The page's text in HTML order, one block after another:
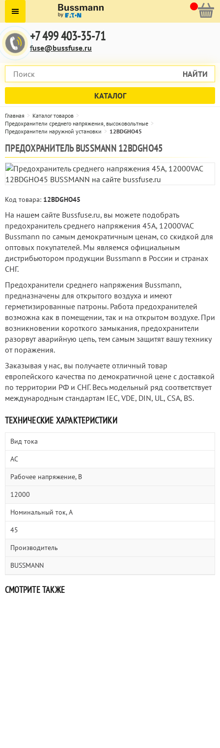
+7 499 403-35-71
fuse@bussfuse.ru
НАЙТИ
КАТАЛОГ
Главная
Каталог товаров
Предохранители среднего напряжения, высоковольтные
Предохранители наружной установки
12BDGHO45
ПРЕДОХРАНИТЕЛЬ BUSSMANN 12BDGHO45
Код товара: 12BDGHO45
На нашем сайте Bussfuse.ru, вы можете подобрать
предохранитель среднего напряжения 45А, 12000VAC
Bussmann по самым демократичным ценам, со скидкой для
оптовых покупателей. Мы являемся официальным
дистрибьютором продукции Bussmann в России и странах
СНГ.
Предохранители среднего напряжения Bussmann,
предназначены для открытого воздуха и имеют
герметизированные патроны. Работа предохранителей
возможна как в помещении, так и на открытом воздухе. При
возникновении короткого замыкания, предохранители
разорвут аварийную цепь, тем самым защитят вашу технику
от поражения.
Заказывая у нас, вы получаете отличный товар
европейского качества по демократичной цене с доставкой
по территории РФ и СНГ. Весь модельный ряд соответствует
международным стандартам IEC, VDE, DIN, UL, CSA, BS.
ТЕХНИЧЕСКИЕ ХАРАКТЕРИСТИКИ
Вид тока
AC
Рабочее напряжение, В
12000
Номинальный ток, А
45
Производитель
BUSSMANN
СМОТРИТЕ ТАКЖЕ